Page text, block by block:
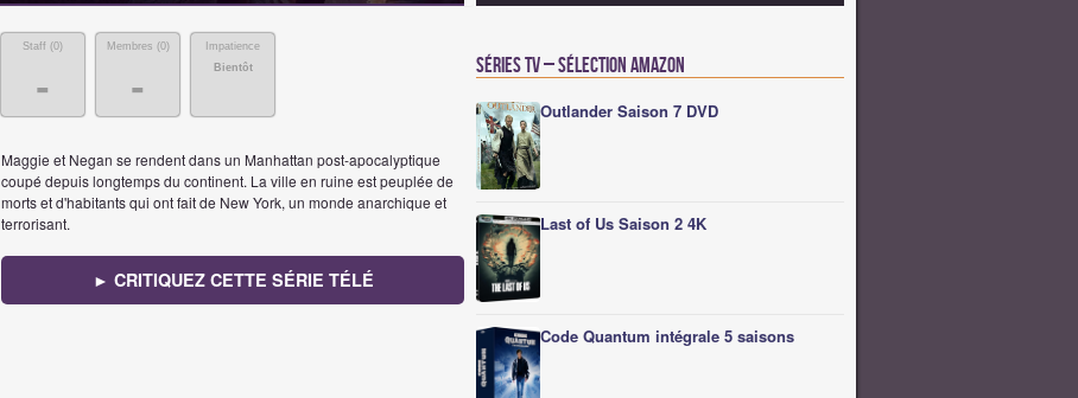
Staff (0)
-
Membres (0)
-
Impatience
Bientôt
Maggie et Negan se rendent dans un Manhattan post-apocalyptique
coupé depuis longtemps du continent. La ville en ruine est peuplée de
morts et d'habitants qui ont fait de New York, un monde anarchique et
terrorisant.
► CRITIQUEZ CETTE SÉRIE TÉLÉ
Séries TV – Sélection Amazon
Outlander Saison 7 DVD
Last of Us Saison 2 4K
Code Quantum intégrale 5 saisons